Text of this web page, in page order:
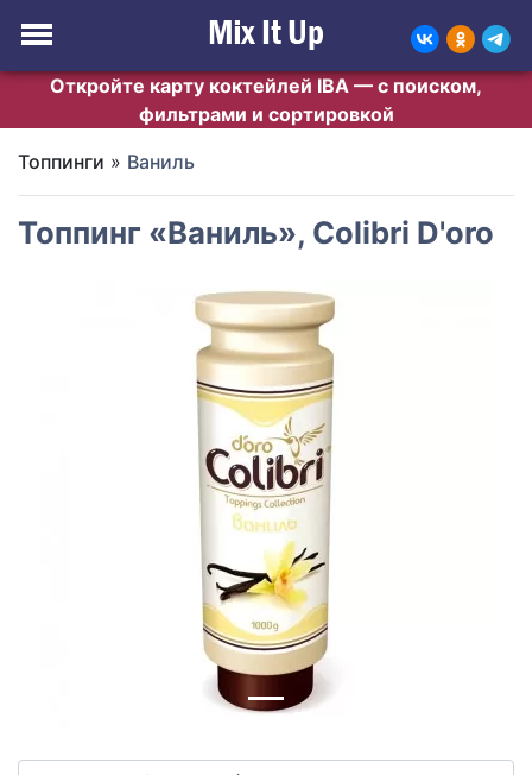
Откройте карту коктейлей IBA — с поиском,
фильтрами и сортировкой
Топпинги » Ваниль
Топпинг «Ваниль», Colibri D'oro